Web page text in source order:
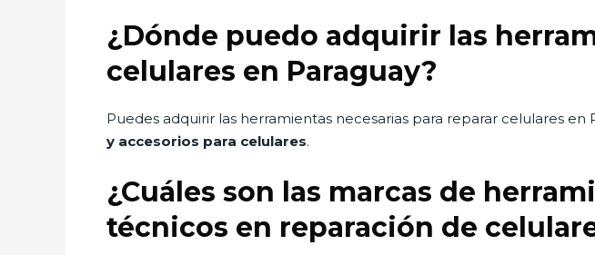
¿Dónde puedo adquirir las
celulares en Paraguay?
Puedes adquirir las herramientas necesarias para reparar celulares
y accesorios para celulares.
¿Cuáles son las marcas de
técnicos en reparación de